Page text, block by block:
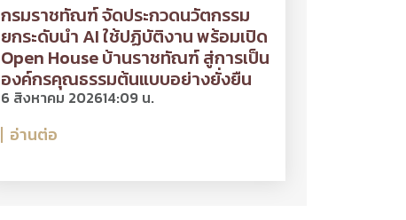
กรมราชทัณฑ์ จัดประกวดนวัตกรรม
ยกระดับนำ AI ใช้ปฏิบัติงาน พร้อมเปิด
Open House บ้านราชทัณฑ์ สู่การเป็น
องค์กรคุณธรรมต้นแบบอย่างยั่งยืน
6 สิงหาคม 202614:09 น.
อ่านต่อ